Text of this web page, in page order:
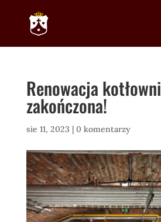
Renowacja kotłowni
zakończona!
sie 11, 2023 | 0 komentarzy